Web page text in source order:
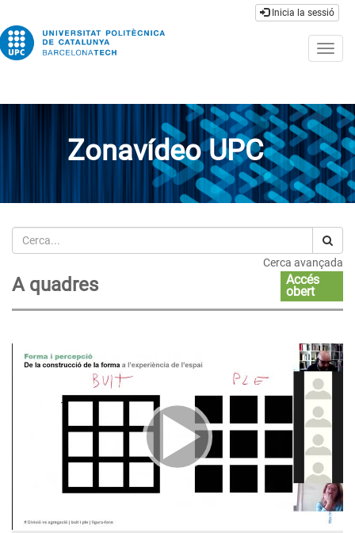
Inicia la sessió
Zonavídeo UPC
Cerca
Cerca avançada
A quadres
Accés
obert